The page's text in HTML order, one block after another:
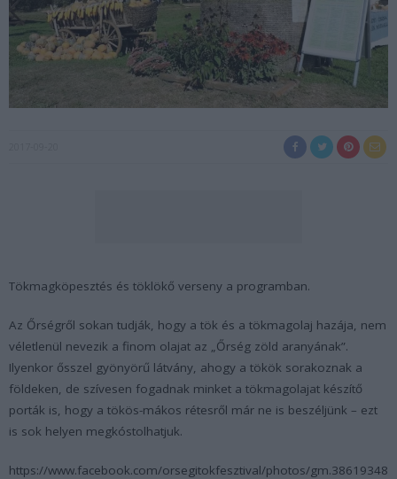
Tökmagköpesztés és töklökő verseny a programban.
Az Őrségről sokan tudják, hogy a tök és a tökmagolaj hazája, nem
véletlenül nevezik a finom olajat az „Őrség zöld aranyának”.
Ilyenkor ősszel gyönyörű látvány, ahogy a tökök sorakoznak a
földeken, de szívesen fogadnak minket a tökmagolajat készítő
porták is, hogy a tökös-mákos rétesről már ne is beszéljünk – ezt
is sok helyen megkóstolhatjuk.
https://www.facebook.com/orsegitokfesztival/photos/